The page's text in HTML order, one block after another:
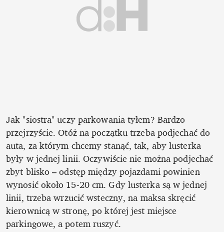
Jak "siostra" uczy parkowania tyłem? Bardzo
przejrzyście. Otóż na początku trzeba podjechać do
auta, za którym chcemy stanąć, tak, aby lusterka
były w jednej linii. Oczywiście nie można podjechać
zbyt blisko – odstęp między pojazdami powinien
wynosić około 15-20 cm. Gdy lusterka są w jednej
linii, trzeba wrzucić wsteczny, na maksa skręcić
kierownicą w stronę, po której jest miejsce
parkingowe, a potem ruszyć.